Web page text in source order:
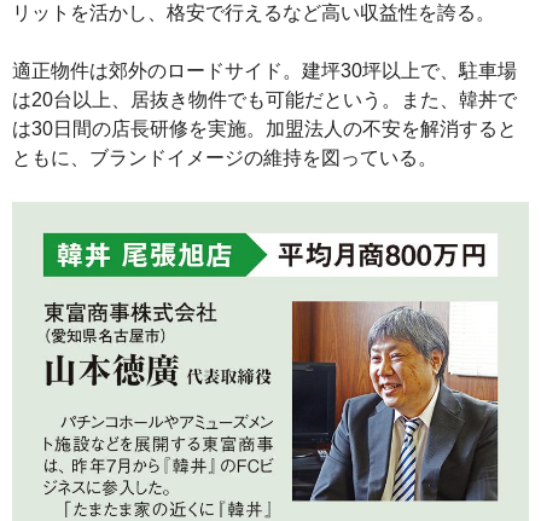
リットを活かし、格安で行えるなど高い収益性を誇る。
適正物件は郊外のロードサイド。建坪30坪以上で、駐車場
は20台以上、居抜き物件でも可能だという。また、韓丼で
は30日間の店長研修を実施。加盟法人の不安を解消すると
ともに、ブランドイメージの維持を図っている。